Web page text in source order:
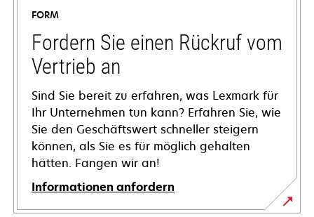
FORM
Fordern Sie einen Rückruf vom
Vertrieb an
Sind Sie bereit zu erfahren, was Lexmark für
Ihr Unternehmen tun kann? Erfahren Sie, wie
Sie den Geschäftswert schneller steigern
können, als Sie es für möglich gehalten
hätten. Fangen wir an!
Informationen anfordern